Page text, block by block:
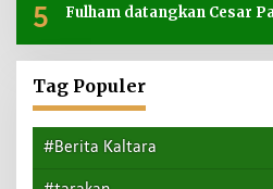
5 Fulham datangkan Cesar
Tag Populer
#Berita Kaltara